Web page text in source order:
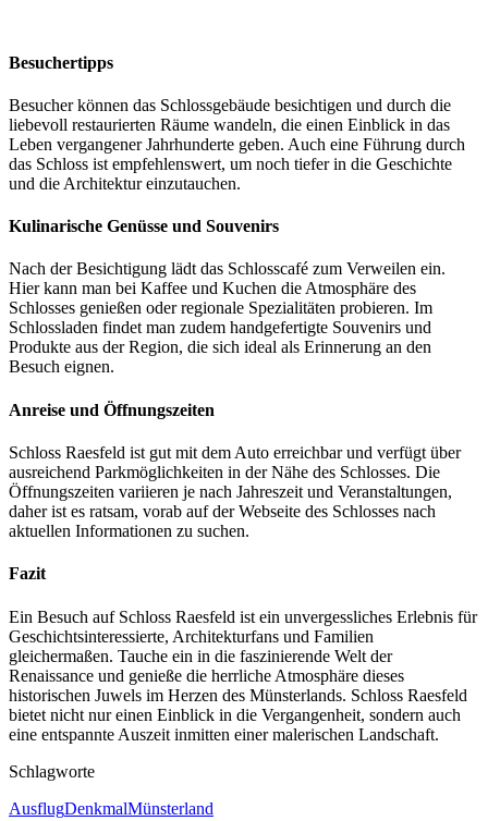
Besuchertipps
Besucher können das Schlossgebäude besichtigen und durch die
liebevoll restaurierten Räume wandeln, die einen Einblick in das
Leben vergangener Jahrhunderte geben. Auch eine Führung durch
das Schloss ist empfehlenswert, um noch tiefer in die Geschichte
und die Architektur einzutauchen.
Kulinarische Genüsse und Souvenirs
Nach der Besichtigung lädt das Schlosscafé zum Verweilen ein.
Hier kann man bei Kaffee und Kuchen die Atmosphäre des
Schlosses genießen oder regionale Spezialitäten probieren. Im
Schlossladen findet man zudem handgefertigte Souvenirs und
Produkte aus der Region, die sich ideal als Erinnerung an den
Besuch eignen.
Anreise und Öffnungszeiten
Schloss Raesfeld ist gut mit dem Auto erreichbar und verfügt über
ausreichend Parkmöglichkeiten in der Nähe des Schlosses. Die
Öffnungszeiten variieren je nach Jahreszeit und Veranstaltungen,
daher ist es ratsam, vorab auf der Webseite des Schlosses nach
aktuellen Informationen zu suchen.
Fazit
Ein Besuch auf Schloss Raesfeld ist ein unvergessliches Erlebnis für
Geschichtsinteressierte, Architekturfans und Familien
gleichermaßen. Tauche ein in die faszinierende Welt der
Renaissance und genieße die herrliche Atmosphäre dieses
historischen Juwels im Herzen des Münsterlands. Schloss Raesfeld
bietet nicht nur einen Einblick in die Vergangenheit, sondern auch
eine entspannte Auszeit inmitten einer malerischen Landschaft.
Schlagworte
AusflugDenkmalMünsterland